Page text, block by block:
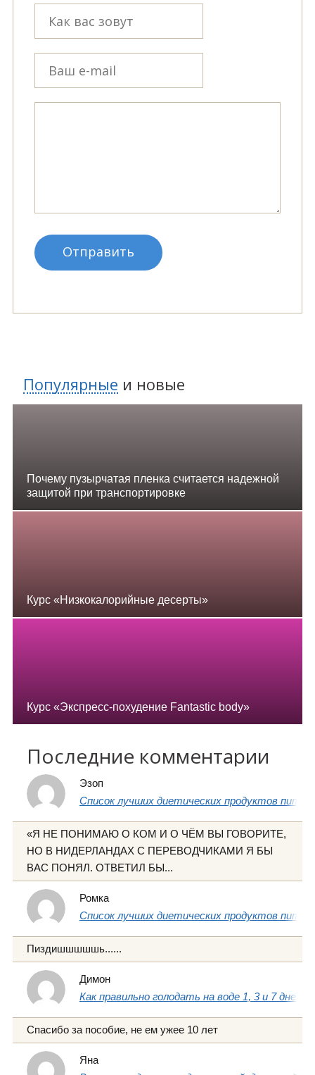
Популярные и новые
Почему пузырчатая пленка считается надежной
защитой при транспортировке
Курс «Низкокалорийные десерты»
Курс «Экспресс-похудение Fantastic body»
Последние комментарии
Эзоп
Список лучших диетических продуктов
«Я НЕ ПОНИМАЮ О КОМ И О ЧЁМ ВЫ ГОВОРИТЕ,
НО В НИДЕРЛАНДАХ С ПЕРЕВОДЧИКАМИ Я БЫ
ВАС ПОНЯЛ. ОТВЕТИЛ БЫ...
Ромка
Список лучших диетических продуктов
Пиздишшшшшь......
Димон
Как правильно голодать на воде 1, 3 и 7 дней
Спасибо за пособие, не ем ужее 10 лет
Яна